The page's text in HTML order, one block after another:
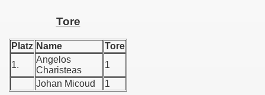
Tore
Platz Name
Tore
1.
Angelos
Charisteas
1
Johan Micoud
1